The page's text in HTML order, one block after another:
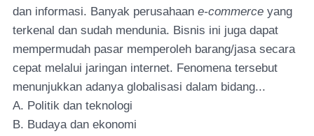
dan informasi. Banyak perusahaan e-commerce yang
terkenal dan sudah mendunia. Bisnis ini juga dapat
mempermudah pasar memperoleh barang/jasa secara
cepat melalui jaringan internet. Fenomena tersebut
menunjukkan adanya globalisasi dalam bidang...
A. Politik dan teknologi
B. Budaya dan ekonomi